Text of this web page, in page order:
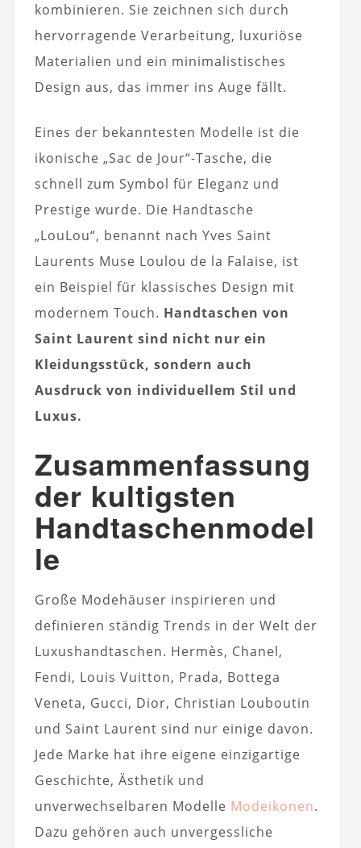
kombinieren. Sie zeichnen sich durch
hervorragende Verarbeitung, luxuriöse
Materialien und ein minimalistisches
Design aus, das immer ins Auge fällt.
Eines der bekanntesten Modelle ist die
ikonische „Sac de Jour“-Tasche, die
schnell zum Symbol für Eleganz und
Prestige wurde. Die Handtasche
„LouLou“, benannt nach Yves Saint
Laurents Muse Loulou de la Falaise, ist
ein Beispiel für klassisches Design mit
modernem Touch. Handtaschen von
Saint Laurent sind nicht nur ein
Kleidungsstück, sondern auch
Ausdruck von individuellem Stil und
Luxus.
Zusammenfassung
der kultigsten
Handtaschenmodel
le
Große Modehäuser inspirieren und
definieren ständig Trends in der Welt der
Luxushandtaschen. Hermès, Chanel,
Fendi, Louis Vuitton, Prada, Bottega
Veneta, Gucci, Dior, Christian Louboutin
und Saint Laurent sind nur einige davon.
Jede Marke hat ihre eigene einzigartige
Geschichte, Ästhetik und
unverwechselbaren Modelle Modeikonen.
Dazu gehören auch unvergessliche